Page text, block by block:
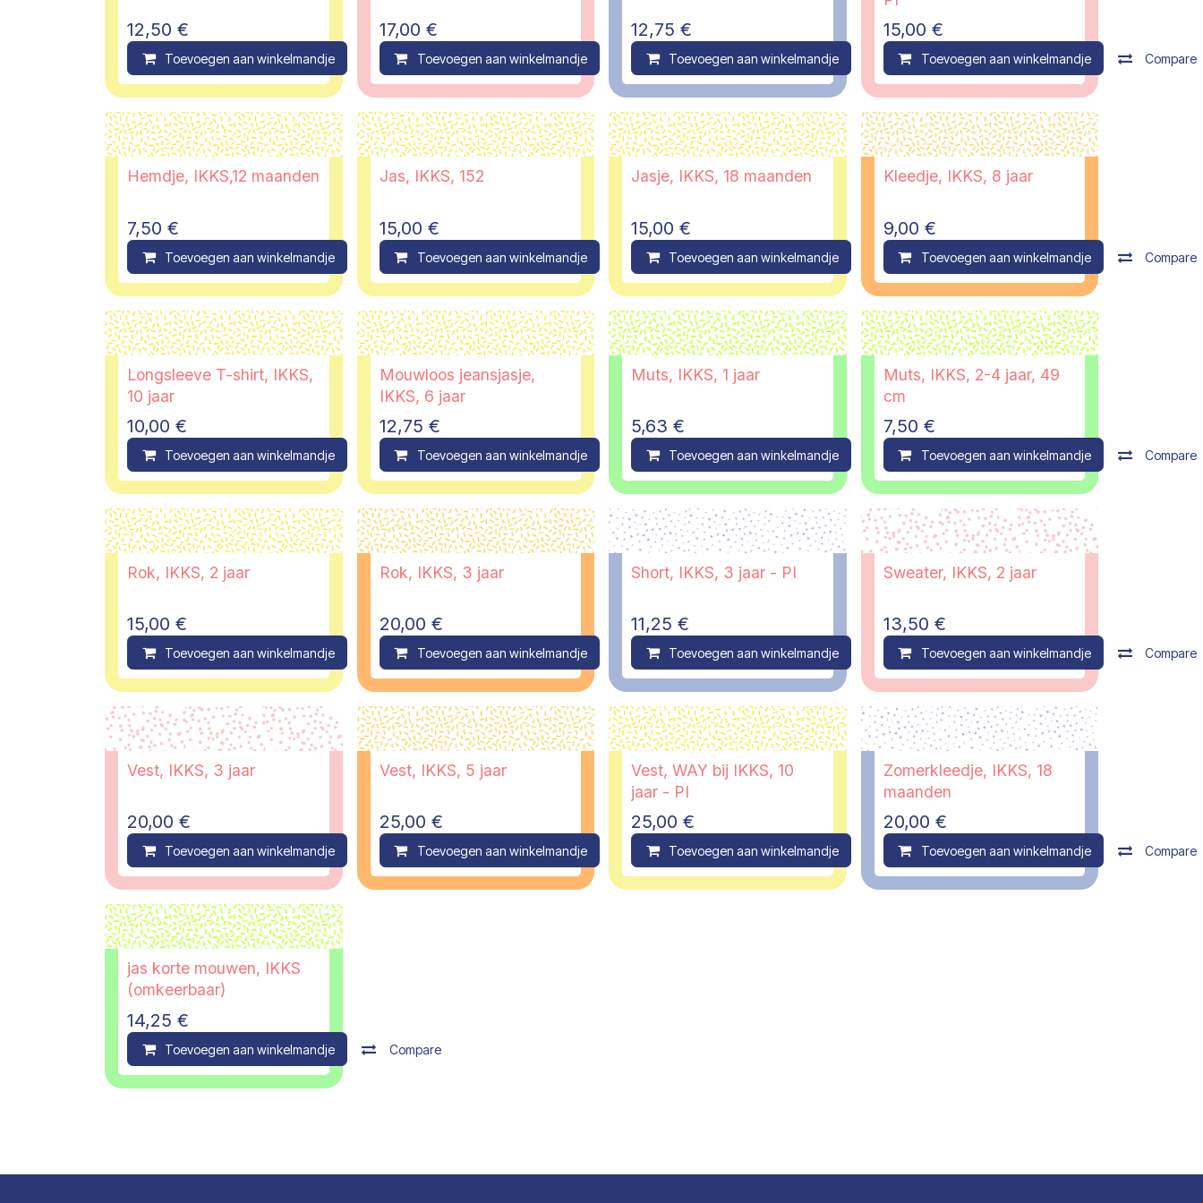
12,50 €
Toevoegen aan winkelmandje Compare
17,00 €
Toevoegen aan winkelmandje Compare
12,75 €
Toevoegen aan winkelmandje Compare
15,00 €
Toevoegen aan winkelmandje Compare
Hemdje, IKKS,12 maanden
7,50 €
Toevoegen aan winkelmandje Compare
Jas, IKKS, 152
15,00 €
Toevoegen aan winkelmandje Compare
Jasje, IKKS, 18 maanden
15,00 €
Toevoegen aan winkelmandje Compare
Kleedje, IKKS, 8 jaar
9,00 €
Toevoegen aan winkelmandje Compare
Longsleeve T-shirt, IKKS,
10 jaar
10,00 €
Toevoegen aan winkelmandje Compare
Mouwloos jeansjasje,
IKKS, 6 jaar
12,75 €
Toevoegen aan winkelmandje Compare
Muts, IKKS, 1 jaar
5,63 €
Toevoegen aan winkelmandje Compare
Muts, IKKS, 2-4 jaar, 49
cm
7,50 €
Toevoegen aan winkelmandje Compare
Rok, IKKS, 2 jaar
15,00 €
Toevoegen aan winkelmandje Compare
Rok, IKKS, 3 jaar
20,00 €
Toevoegen aan winkelmandje Compare
Short, IKKS, 3 jaar - PI
11,25 €
Toevoegen aan winkelmandje Compare
Sweater, IKKS, 2 jaar
13,50 €
Toevoegen aan winkelmandje Compare
Vest, IKKS, 3 jaar
20,00 €
Toevoegen aan winkelmandje Compare
Vest, IKKS, 5 jaar
25,00 €
Toevoegen aan winkelmandje Compare
Vest, WAY bij IKKS, 10
jaar - PI
25,00 €
Toevoegen aan winkelmandje Compare
Zomerkleedje, IKKS, 18
maanden
20,00 €
Toevoegen aan winkelmandje Compare
jas korte mouwen, IKKS
(omkeerbaar)
14,25 €
Toevoegen aan winkelmandje Compare